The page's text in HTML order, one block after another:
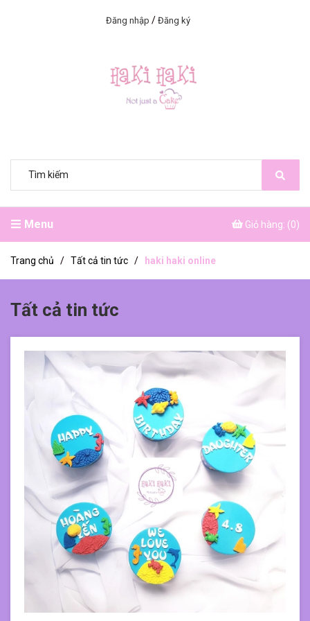
Đăng nhập / Đăng ký
Menu Giỏ hàng: (0)
Trang chủ / Tất cả tin tức / haki haki online
Tất cả tin tức